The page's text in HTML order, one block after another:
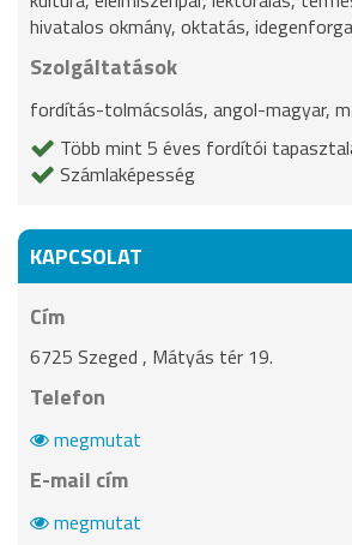
hivatalos okmány, oktatás,
Szolgáltatások
fordítás-tolmácsolás, angol-magyar,
Több mint 5 éves fordítói
Számlaképesség
KAPCSOLAT
Cím
6725 Szeged , Mátyás tér 19.
Telefon
megmutat
E-mail cím
megmutat